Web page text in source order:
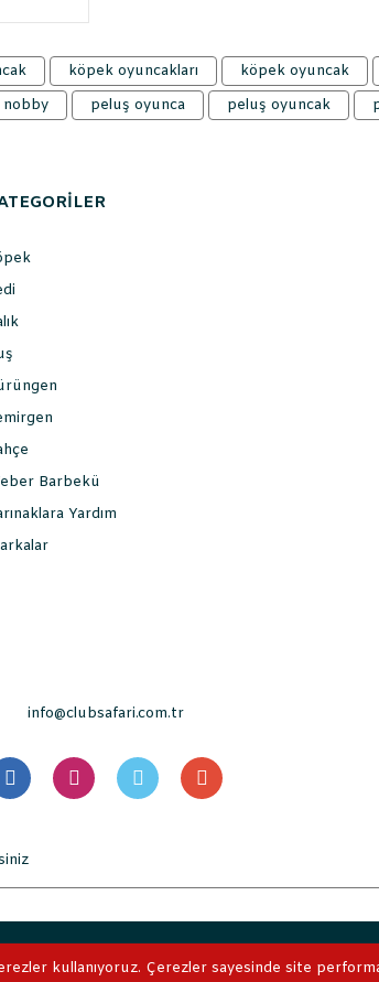
kullanıyoruz. Çerezler sayesinde site
köpek oyuncakları köpek oyuncak
nobby peluş oyunca peluş oyuncak
Barbekü
Yardım
info@clubsafari.com.tr